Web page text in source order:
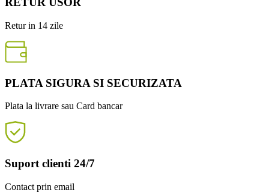
Retur in 14 zile
PLATA SIGURA SI SECURIZATA
Plata la livrare sau Card bancar
Suport clienti 24/7
Contact prin email